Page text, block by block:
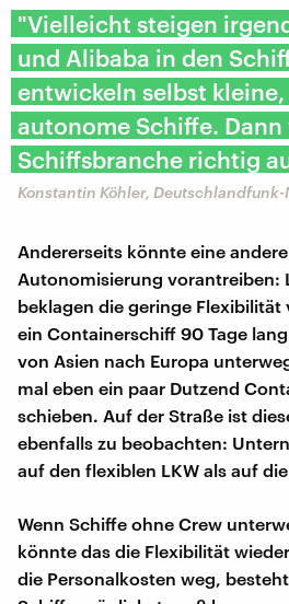
"Vielleicht steigen
und Alibaba in den
entwickeln selbst
autonome Schiffe.
Schiffsbranche richtig
Konstantin Köhler,
Andererseits könnte eine
Autonomisierung vorantreiben:
beklagen die geringe Flexibilität
ein Containerschiff 90 Tage
von Asien nach Europa
mal eben ein paar Dutzend
schieben. Auf der Straße ist
ebenfalls zu beobachten:
auf den flexiblen LKW als auf
Wenn Schiffe ohne Crew
könnte das die Flexibilität
die Personalkosten weg,